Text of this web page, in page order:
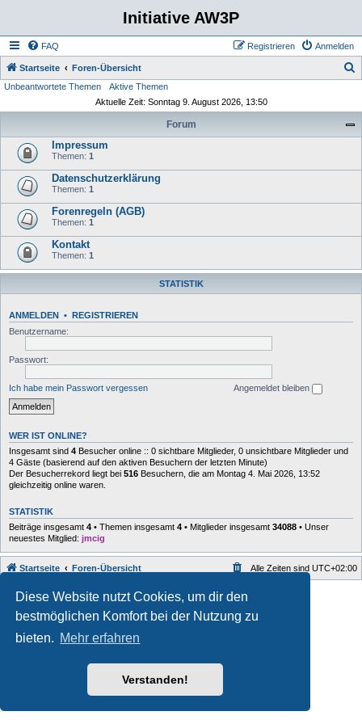
Diese Website nutzt Cookies, um dir den
bestmöglichen Komfort bei der Nutzung zu
bieten. Mehr erfahren
Verstanden!
Initiative AW3P
FAQ Anmelden
Registrieren
Startseite Foren-Übersicht
Unbeantwortete Themen
Aktive Themen
Aktuelle Zeit: Sonntag 9. August 2026, 13:50
Forum
Impressum
Themen: 1
Datenschutzerklärung
Themen: 1
Forenregeln (AGB)
Themen: 1
Kontakt
Themen: 1
STATISTIK
ANMELDEN • REGISTRIEREN
Benutzername:
Passwort:
Ich habe mein Passwort vergessen Angemeldet bleiben
WER IST ONLINE?
Insgesamt sind 4 Besucher online :: 0 sichtbare Mitglieder, 0 unsichtbare Mitglieder und
4 Gäste (basierend auf den aktiven Besuchern der letzten Minute)
Der Besucherrekord liegt bei 516 Besuchern, die am Montag 4. Mai 2026, 13:52
gleichzeitig online waren.
STATISTIK
Beiträge insgesamt 4 • Themen insgesamt 4 • Mitglieder insgesamt 34088 • Unser
neuestes Mitglied: jmcig
Startseite Foren-Übersicht Alle Zeiten sind UTC+02:00
Style developer by forum ,
Powered byphpBB ® Forum Software © phpBB Limited
Deutsche Übersetzung durchphpBB.de
Datenschutz